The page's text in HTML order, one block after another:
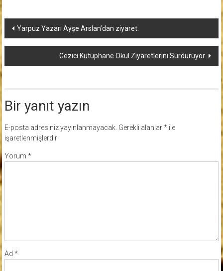
Yazı
dolaşımı
Yarpuz Yazarı Ayşe Arslan’dan ziyaret.
Gezici Kütüphane Okul Ziyaretlerini Sürdürüyor.
Bir yanıt yazın
E-posta adresiniz yayınlanmayacak. Gerekli alanlar*ile
işaretlenmişlerdir
Yorum *
Ad *